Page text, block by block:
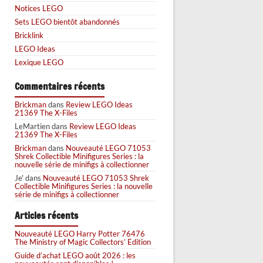
Notices LEGO
Sets LEGO bientôt abandonnés
Bricklink
LEGO Ideas
Lexique LEGO
Commentaires récents
Brickmandans Review LEGO Ideas
21369 The X-Files
LeMartiendans Review LEGO Ideas
21369 The X-Files
Brickmandans Nouveauté LEGO 71053
Shrek Collectible Minifigures Series : la
nouvelle série de minifigs à collectionner
Je' dans Nouveauté LEGO 71053 Shrek
Collectible Minifigures Series : la nouvelle
série de minifigs à collectionner
Articles récents
Nouveauté LEGO Harry Potter 76476
The Ministry of Magic Collectors’ Edition
Guide d’achat LEGO août 2026 : les